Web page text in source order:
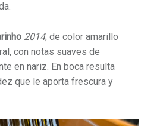
2014, de color amarillo
con notas suaves de
en nariz. En boca resulta
que le aporta frescura y